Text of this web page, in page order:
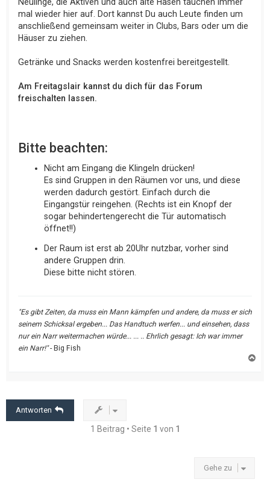
mal wieder hier auf. Dort kannst Du auch Leute finden um
anschließend gemeinsam weiter in Clubs, Bars oder um die
Häuser zu ziehen.
Getränke und Snacks werden kostenfrei bereitgestellt.
Am Freitagslair kannst du dich für das Forum
freischalten lassen.
Bitte beachten:
Nicht am Eingang die Klingeln drücken!
Es sind Gruppen in den Räumen vor uns, und diese
werden dadurch gestört. Einfach durch die
Eingangstür reingehen. (Rechts ist ein Knopf der
sogar behindertengerecht die Tür automatisch
öffnet!!)
Der Raum ist erst ab 20Uhr nutzbar, vorher sind
andere Gruppen drin.
Diese bitte nicht stören.
"Es gibt Zeiten, da muss ein Mann kämpfen und andere, da muss er sich
seinem Schicksal ergeben... Das Handtuch werfen... und einsehen, dass
nur ein Narr weitermachen würde... ... .. Ehrlich gesagt: Ich war immer
ein Narr!"- Big Fish
Antworten
1 Beitrag • Seite 1 von 1
Gehe zu